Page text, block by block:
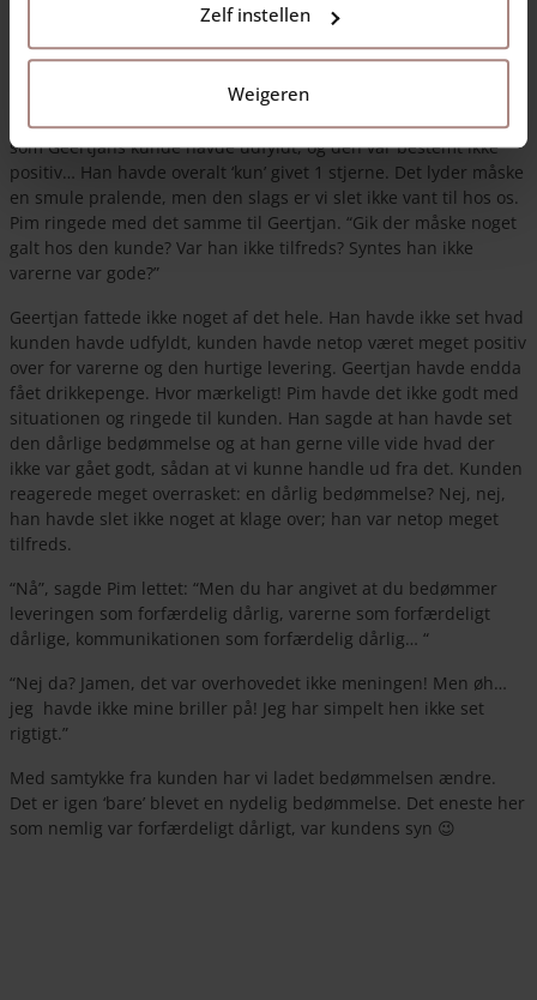
Zelf instellen
Weigeren
Nuvel, omkring klokken ti fik Pim en besked som han både
synligt og hørbart ikke var tilfreds med: “Hey, hvad er nu dét
Hvad var der i vejen? Pim havde fået en kopi af enbedømmelse
som Geertjans kunde havde udfyldt, og den var bestemt ikke
positiv… Han havde overalt ‘kun’ givet 1 stjerne. Det lyder måske
en smule pralende, men den slags er vi slet ikke vant til hos os.
Pim ringede med det samme til Geertjan. “Gik der måske noget
galt hos den kunde? Var han ikke tilfreds? Syntes han ikke
varerne var gode?”
Geertjan fattede ikke noget af det hele. Han havde ikke set hvad
kunden havde udfyldt, kunden havde netop været meget positiv
over for varerne og den hurtige levering. Geertjan havde endda
fået drikkepenge. Hvor mærkeligt! Pim havde det ikke godt med
situationen og ringede til kunden. Han sagde at han havde set
den dårlige bedømmelse og at han gerne ville vide hvad der
ikke var gået godt, sådan at vi kunne handle ud fra det. Kunden
reagerede meget overrasket: en dårlig bedømmelse? Nej, nej,
han havde slet ikke noget at klage over; han var netop meget
tilfreds.
“Nå”, sagde Pim lettet: “Men du har angivet at du bedømmer
leveringen som forfærdelig dårlig, varerne som forfærdeligt
dårlige, kommunikationen som forfærdelig dårlig… “
“Nej da? Jamen, det var overhovedet ikke meningen! Men øh…
jeg havde ikke mine briller på! Jeg har simpelt hen ikke set
rigtigt.”
Med samtykke fra kunden har vi ladet bedømmelsen ændre.
Det er igen ‘bare’ blevet en nydelig bedømmelse. Det eneste her
som nemlig var forfærdeligt dårligt, var kundens syn 😉